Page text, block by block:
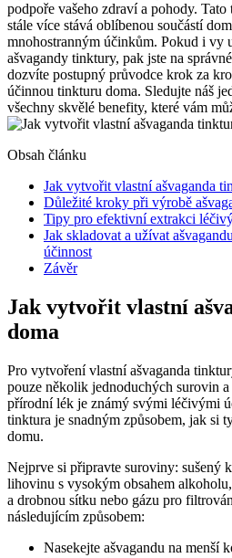
podpoře vašeho zdraví a pohody.
stále více stává oblíbenou součástí
mnohostranným účinkům. Pokud i vy
ašvagandy tinktury, pak jste na
dozvíte postupný průvodce krok za
účinnou tinkturu doma. Sledujte náš
všechny skvělé benefity, které vám
Obsah článku
Jak vytvořit vlastní ašvaganda
Důležité kroky při výrobě
Tipy pro efektivní extrakci
Jak skladovat a užívat
účinnost
Závěr
Jak vytvořit vlastní
doma
Pro vytvoření vlastní ašvaganda
pouze několik jednoduchých surovin
přírodní lék je známý svými léčivými
tinktura je snadným způsobem, jak si
domu.
Nejprve si připravte suroviny: sušený
lihovinu s vysokým obsahem
a drobnou sítku nebo gázu pro
následujícím způsobem:
Nasekejte ašvagandu na menší